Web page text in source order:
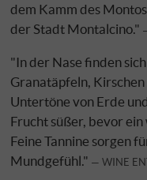
dem Kamm des
der Stadt Montalcino."
"In der Nase finden
Granatäpfeln,
Untertöne von Erde
Frucht süßer, bevor
Feine Tannine sorgen
Mundgefühl."
WINE